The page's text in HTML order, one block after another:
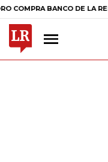
BANCO DE LA REPÚBLICA